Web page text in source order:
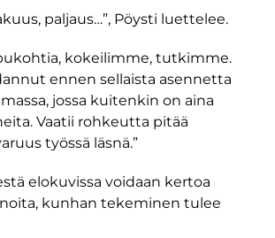
paljaus…”, Pöysti luettelee.
kokeilimme, tutkimme.
ennen sellaista asennetta
jossa kuitenkin on aina
Vaatii rohkeutta pitää
työssä läsnä.”
elokuvissa voidaan kertoa
kunhan tekeminen tulee